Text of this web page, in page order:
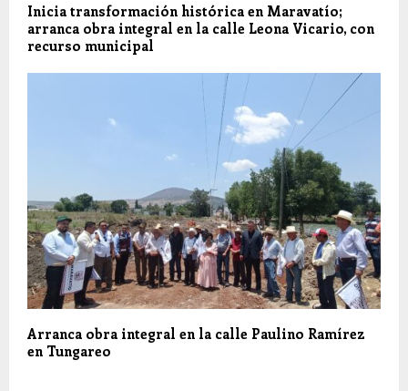
Inicia transformación histórica en Maravatío;
arranca obra integral en la calle Leona Vicario, con
recurso municipal
Arranca obra integral en la calle Paulino Ramírez
en Tungareo